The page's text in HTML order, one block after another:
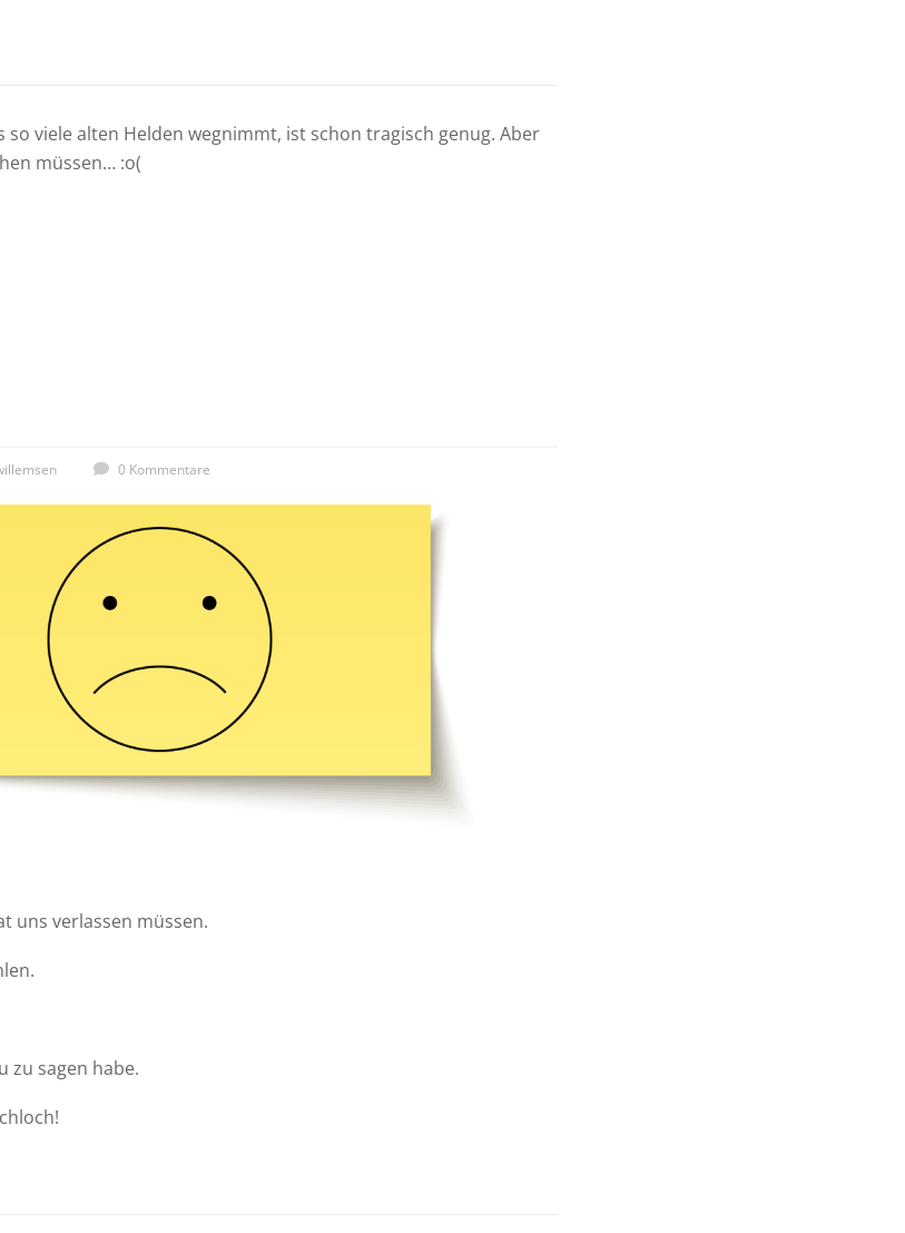
so viele alten Helden wegnimmt, ist schon tragisch genug. Aber
müssen… :o(
0 Kommentare
uns verlassen müssen.
zu sagen habe.